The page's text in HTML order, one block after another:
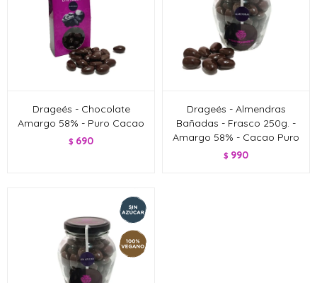
Drageés - Chocolate
Amargo 58% - Puro Cacao
$ 690
Drageés - Almendras
Bañadas - Frasco 250g. -
Amargo 58% - Cacao Puro
$ 990